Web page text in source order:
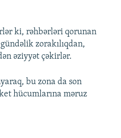
ki, rəhbərləri qorunan
zorakılıqdan,
əziyyət çəkirlər.
bu zona da son
hücumlarına məruz